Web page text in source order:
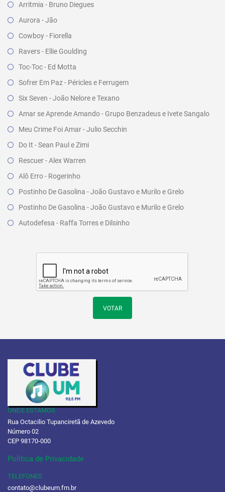
Arritmia - Bruno Diegues
Aurora - Jão
Cowboy - Fiorella
Ravers - Ellie Goulding
Toc-Toc - Ed Motta
Sofrer Em Paz - Péricles e Ferrugem
Six Seven - João Nelore e Texano
Amar se Aprende Amando - Grupo Benzadeus e Ivete Sangalo
Meu Crime Foi Amar - Julio Secchin
Do It - Sean Paul e Zimi
Rescuer - Alex Warren
Alô Erro - Rogerinho
Postinho De Gasolina - João Gustavo e Murilo e Grelo
Postinho De Gasolina - João Gustavo e Murilo e Grelo
Autodefesa - Raffa Torres e Dilsinho
VOTAR
ONDE ESTAMOS
Rua Octacilio Tupanciretã de Azevedo
Número 02
CEP 98170-000
Política de Privacidade
TELEFONES
contato@clubeum.fm.br